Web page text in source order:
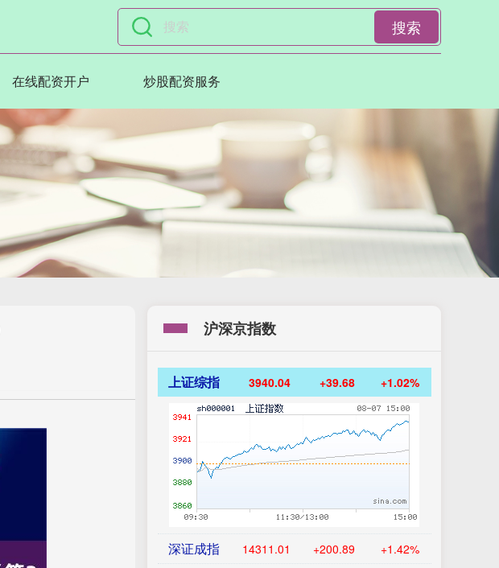
搜索
在线配资开户 炒股配资服务
沪深京指数
上证综指 3940.04 +39.68 +1.02%
深证成指 14311.01 +200.89 +1.42%